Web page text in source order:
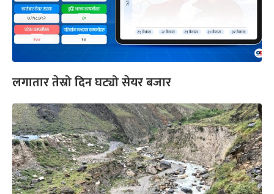
लगातार तेस्रो दिन घट्यो सेयर बजार